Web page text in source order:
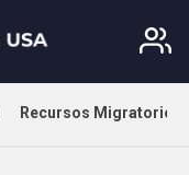
Recursos Migratorios